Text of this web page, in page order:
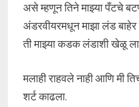
असे म्हणून तिने माझ्या पँटचे
अंडरवीयरमधून माझा लंड बाहेर
ती माझ्या कडक लंडाशी खेळू
मलाही राहवले नाही आणि मी
शर्ट काढला.